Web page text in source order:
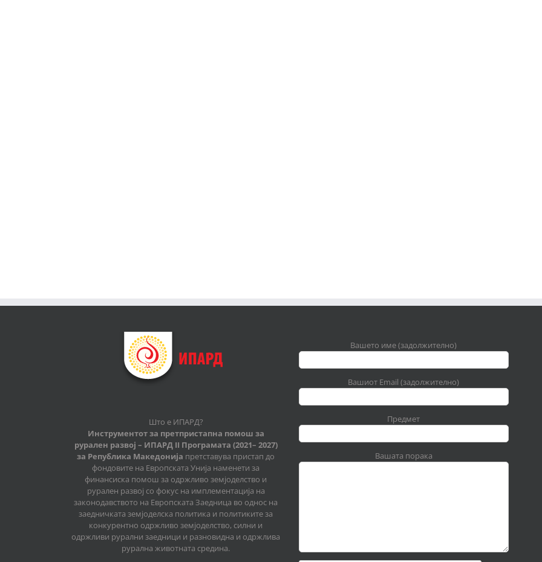
Што е ИПАРД?
Инструментот за претпристапна помош за
рурален развој – ИПАРД II Програмата (2021– 2027)
за Република Македонија претставува пристап до
фондовите на Европската Унија наменети за
финансиска помош за одржливо земјоделство и
рурален развој со фокус на имплементација на
законодавството на Европската Заедница во однос на
заедничката земјоделска политика и политиките за
конкурентно одржливо земјоделство, силни и
одржливи рурални заедници и разновидна и одржлива
рурална животната средина.
Вашето име (задолжително)
Вашиот Email (задолжително)
Предмет
Вашата порака